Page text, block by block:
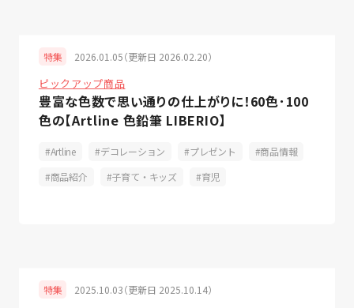
特集 2026.01.05（更新日 2026.02.20）
ピックアップ商品
豊富な色数で思い通りの仕上がりに！60色･100
色の【Artline 色鉛筆 LIBERIO】
Artline デコレーション プレゼント
商品情報
商品紹介
子育て・キッズ 育児
特集 2025.10.03（更新日 2025.10.14）